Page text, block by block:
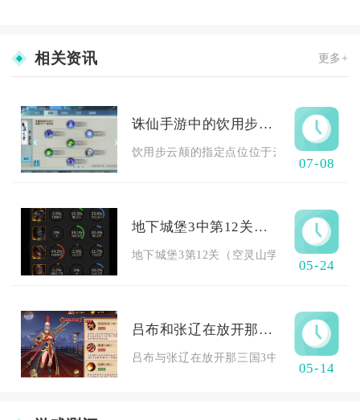
相关资讯 更多+
诛仙手游中的饮用步云颠在什么地方
饮用步云颠的指定点位位于云梦川地图空
07-08
地下城堡3中第12关的秘密攻略在哪里
地下城堡3第12关（空灵山学院）的秘密攻
05-24
吕布和张辽在放开那三国3中的阵容如何搭配
吕布与张辽在放开那三国3中以“飞将羁绊”
05-14